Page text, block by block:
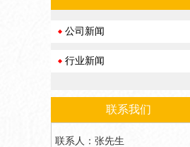
公司新闻
行业新闻
联系我们
联系人：张先生